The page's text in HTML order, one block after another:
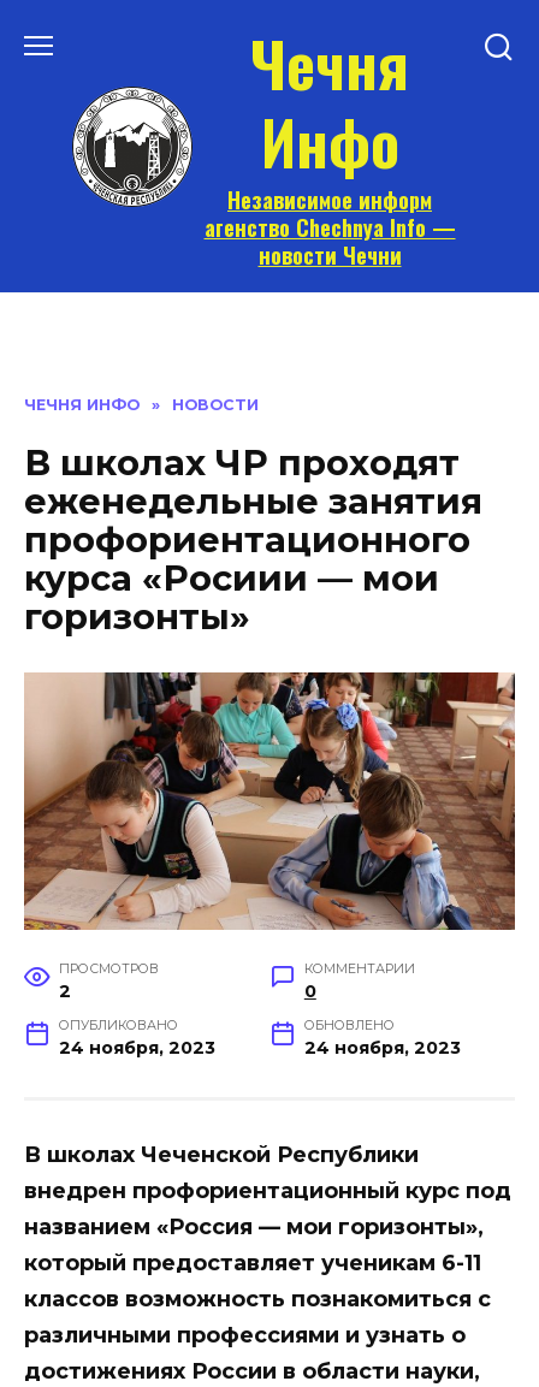
Чечня
Инфо
Независимое информ
агенство Chechnya Info —
новости Чечни
ЧЕЧНЯ ИНФО » НОВОСТИ
В школах ЧР проходят
еженедельные занятия
профориентационного
курса «Росиии — мои
горизонты»
ПРОСМОТРОВ
2
КОММЕНТАРИИ
0
ОПУБЛИКОВАНО
24 ноября, 2023
ОБНОВЛЕНО
24 ноября, 2023
В школах Чеченской Республики
внедрен профориентационный курс под
названием «Россия — мои горизонты»,
который предоставляет ученикам 6-11
классов возможность познакомиться с
различными профессиями и узнать о
достижениях России в области науки,